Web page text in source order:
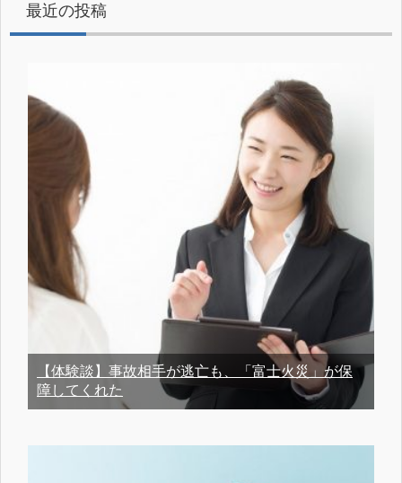
最近の投稿
【体験談】事故相手が逃亡も、「富士火災」が保
障してくれた